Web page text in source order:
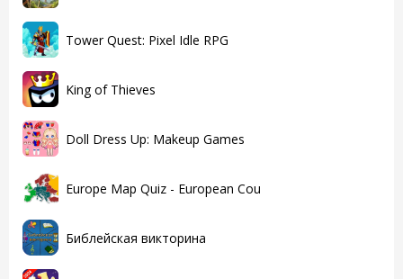
Tower Quest: Pixel Idle RPG
King of Thieves
Doll Dress Up: Makeup Games
Europe Map Quiz - European Cou
Библейская викторина